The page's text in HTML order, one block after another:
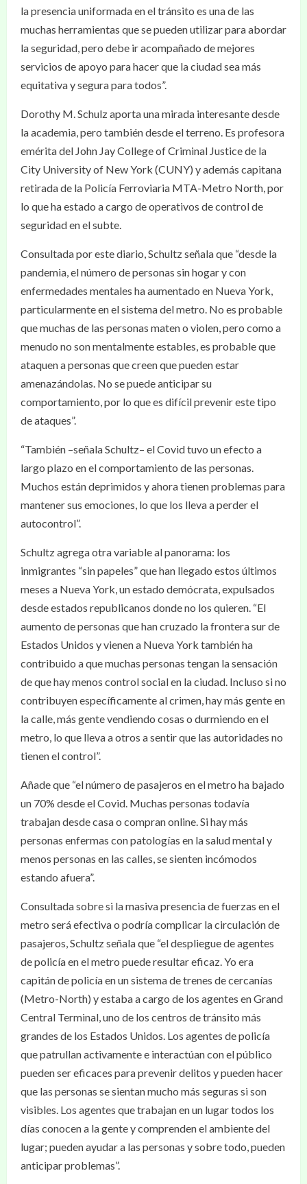
la presencia uniformada en el tránsito es una de las
muchas herramientas que se pueden utilizar para abordar
la seguridad, pero debe ir acompañado de mejores
servicios de apoyo para hacer que la ciudad sea más
equitativa y segura para todos”.
Dorothy M. Schulz aporta una mirada interesante desde
la academia, pero también desde el terreno. Es profesora
emérita del John Jay College of Criminal Justice de la
City University of New York (CUNY) y además capitana
retirada de la Policía Ferroviaria MTA-Metro North, por
lo que ha estado a cargo de operativos de control de
seguridad en el subte.
Consultada por este diario, Schultz señala que “desde la
pandemia, el número de personas sin hogar y con
enfermedades mentales ha aumentado en Nueva York,
particularmente en el sistema del metro. No es probable
que muchas de las personas maten o violen, pero como a
menudo no son mentalmente estables, es probable que
ataquen a personas que creen que pueden estar
amenazándolas. No se puede anticipar su
comportamiento, por lo que es difícil prevenir este tipo
de ataques”.
“También –señala Schultz– el Covid tuvo un efecto a
largo plazo en el comportamiento de las personas.
Muchos están deprimidos y ahora tienen problemas para
mantener sus emociones, lo que los lleva a perder el
autocontrol”.
Schultz agrega otra variable al panorama: los
inmigrantes “sin papeles” que han llegado estos últimos
meses a Nueva York, un estado demócrata, expulsados
desde estados republicanos donde no los quieren. “El
aumento de personas que han cruzado la frontera sur de
Estados Unidos y vienen a Nueva York también ha
contribuido a que muchas personas tengan la sensación
de que hay menos control social en la ciudad. Incluso si no
contribuyen específicamente al crimen, hay más gente en
la calle, más gente vendiendo cosas o durmiendo en el
metro, lo que lleva a otros a sentir que las autoridades no
tienen el control”.
Añade que “el número de pasajeros en el metro ha bajado
un 70% desde el Covid. Muchas personas todavía
trabajan desde casa o compran online. Si hay más
personas enfermas con patologías en la salud mental y
menos personas en las calles, se sienten incómodos
estando afuera”.
Consultada sobre si la masiva presencia de fuerzas en el
metro será efectiva o podría complicar la circulación de
pasajeros, Schultz señala que “el despliegue de agentes
de policía en el metro puede resultar eficaz. Yo era
capitán de policía en un sistema de trenes de cercanías
(Metro-North) y estaba a cargo de los agentes en Grand
Central Terminal, uno de los centros de tránsito más
grandes de los Estados Unidos. Los agentes de policía
que patrullan activamente e interactúan con el público
pueden ser eficaces para prevenir delitos y pueden hacer
que las personas se sientan mucho más seguras si son
visibles. Los agentes que trabajan en un lugar todos los
días conocen a la gente y comprenden el ambiente del
lugar; pueden ayudar a las personas y sobre todo, pueden
anticipar problemas”.